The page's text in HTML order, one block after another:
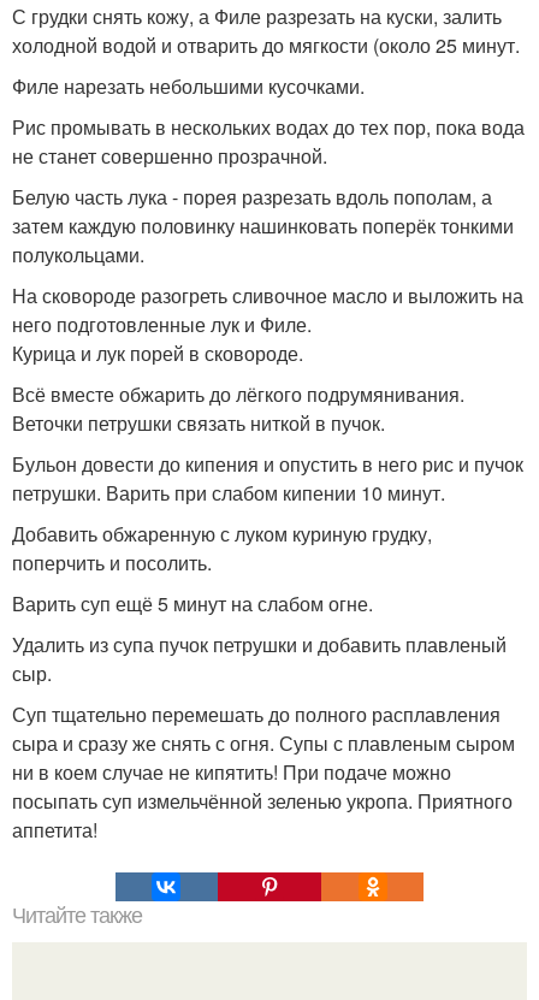
С грудки снять кожу, а Филе разрезать на куски, залить
холодной водой и отварить до мягкости (около 25 минут.
Филе нарезать небольшими кусочками.
Рис промывать в нескольких водах до тех пор, пока вода
не станет совершенно прозрачной.
Белую часть лука - порея разрезать вдоль пополам, а
затем каждую половинку нашинковать поперёк тонкими
полукольцами.
На сковороде разогреть сливочное масло и выложить на
него подготовленные лук и Филе.
Курица и лук порей в сковороде.
Всё вместе обжарить до лёгкого подрумянивания.
Веточки петрушки связать ниткой в пучок.
Бульон довести до кипения и опустить в него рис и пучок
петрушки. Варить при слабом кипении 10 минут.
Добавить обжаренную с луком куриную грудку,
поперчить и посолить.
Варить суп ещё 5 минут на слабом огне.
Удалить из супа пучок петрушки и добавить плавленый
сыр.
Суп тщательно перемешать до полного расплавления
сыра и сразу же снять с огня. Супы с плавленым сыром
ни в коем случае не кипятить! При подаче можно
посыпать суп измельчённой зеленью укропа. Приятного
аппетита!
Читайте также